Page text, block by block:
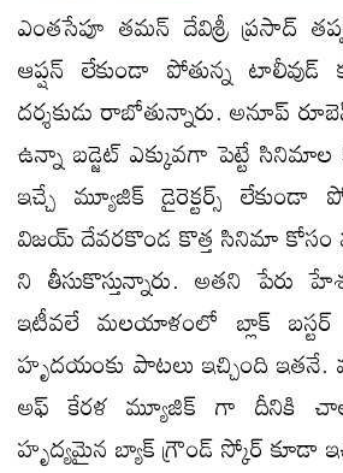
ఎంతసేపూ తమన్ దేవిశ్రీ ప్రసాద్
ఆప్షన్ లేకుండా పోతున్న టాలీవుడ్
దర్శకుడు రాబోతున్నారు. అనూప్
ఉన్నా బడ్జెట్ ఎక్కువగా పెట్టే
ఇచ్చే మ్యూజిక్ డైరెక్టర్స్ లేకుండా
విజయ్ దేవరకొండ కొత్త సినిమా కోసం
ని తీసుకొస్తున్నారు. అతని పేరు
ఇటీవలే మలయాళంలో బ్లాక్ బస్టర్
హృదయంకు పాటలు ఇచ్చింది ఇతనే.
అఫ్ కేరళ మ్యూజిక్ గా దీనికి
హృద్యమైన బ్యాక్ గ్రౌండ్ స్కోర్ కూడా